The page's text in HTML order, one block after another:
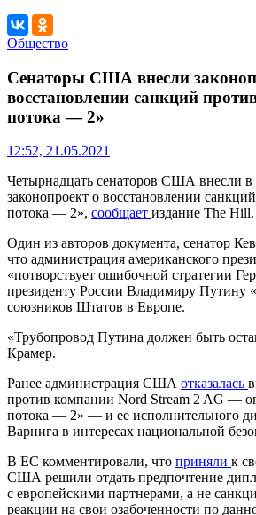
Общество
Сенаторы США внесли
восстановлении санкций
потока — 2»
12:52, 21.05.2021
Четырнадцать сенаторов США внесли в
законопроект о восстановлении
потока — 2», сообщает издание The Hill.
Один из авторов документа, сенатор
что администрация американского
«потворствует ошибочной стратегии
президенту России Владимиру Путину
союзников Штатов в Европе.
«Трубопровод Путина должен быть
Крамер.
Ранее администрация США отказалась
против компании Nord Stream 2 AG —
потока — 2» — и ее исполнительного
Варнига в интересах национальной
В ЕС комментировали, что приняли к
США решили отдать предпочтение
с европейскими партнерами, а не
реакции на свои озабоченности по